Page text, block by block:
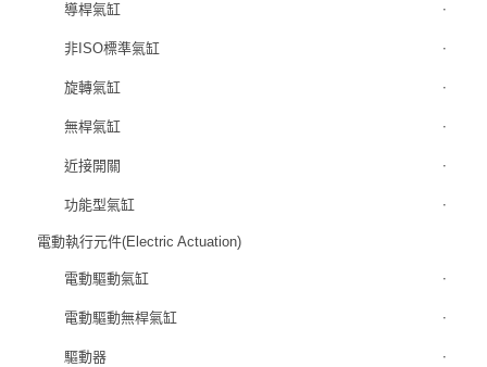
導桿氣缸
非ISO標準氣缸
旋轉氣缸
無桿氣缸
近接開關
功能型氣缸
電動執行元件(Electric Actuation)
電動驅動氣缸
電動驅動無桿氣缸
驅動器